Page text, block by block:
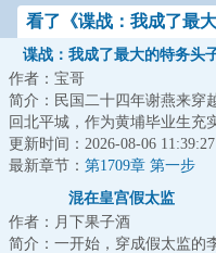
看了《谍战：我成了最
谍战：我成了最大的特务头
作者：宝哥
简介：民国二十四年谢燕来穿
回北平城，作为黄埔毕业生充
北平分站，半个月粉碎特高课石
川少佐收买北平...
更新时间：2026-08-06 11:39:27
最新章节： 第1709章 第一步
混在皇宫假太监
作者：月下果子酒
简介：一开始，穿成假太监的